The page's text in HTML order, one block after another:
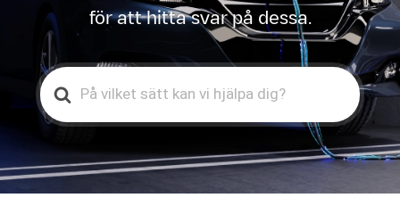
för att hitta svar på dessa.
Search
For